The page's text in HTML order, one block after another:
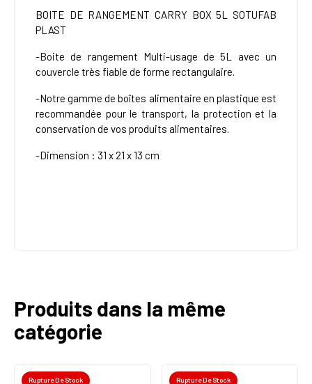
BOITE DE RANGEMENT CARRY BOX 5L SOTUFAB
PLAST
-Boite de rangement Multi-usage de 5L avec un
couvercle très fiable de forme rectangulaire.
-Notre gamme de boîtes alimentaire en plastique est
recommandée pour le transport, la protection et la
conservation de vos produits alimentaires.
-Dimension : 31 x 21 x 13 cm
Produits dans la même
catégorie
Rupture De Stock Rupture De Stock